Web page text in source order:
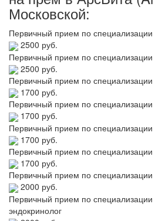
Московской:
Первичный прием по специализации
2500 руб.
Первичный прием по
2500 руб.
Первичный прием по
1700 руб.
Первичный прием по
1700 руб.
Первичный прием по специализации
1700 руб.
Первичный прием по
1700 руб.
Первичный прием по специализации
2000 руб.
Первичный прием по специализации
эндокринолог